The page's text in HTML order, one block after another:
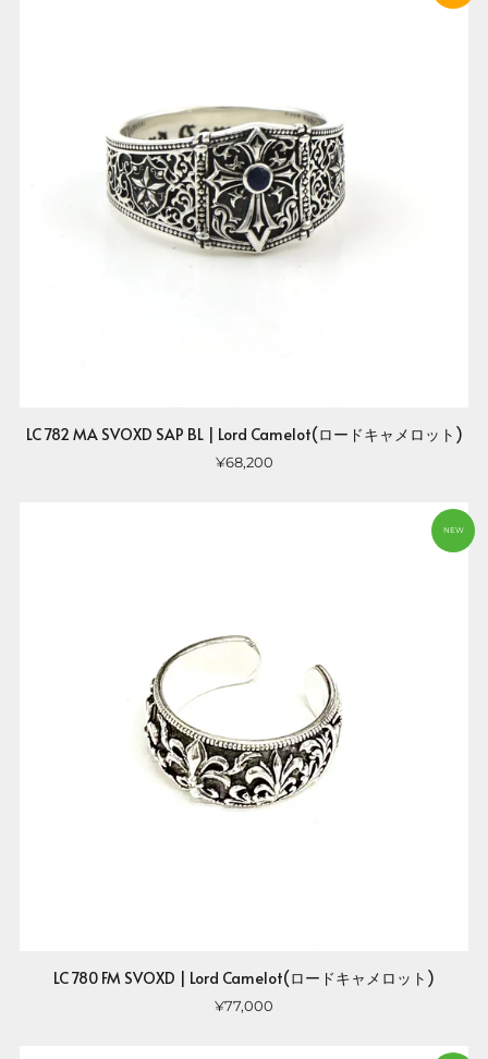
LC 782 MA SVOXD SAP BL | Lord Camelot(ロードキャメロット)
¥68,200
NEW
LC 780 FM SVOXD | Lord Camelot(ロードキャメロット)
¥77,000